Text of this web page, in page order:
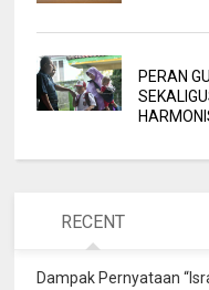
PERAN
RECENT
Dampak Pernyataan